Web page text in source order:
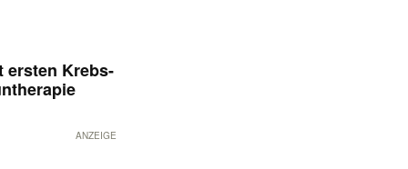
ersten Krebs-
ANZEIGE